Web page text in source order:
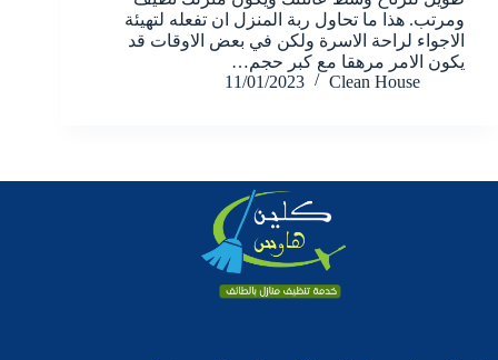
ومرتب. هذا ما تحاول ربة المنزل ان تفعله لتهيئة
الاجواء لراحة الاسرة ولكن في بعض الاوقات قد
يكون الامر مرهقا مع كبر حجم…
Clean House
11/01/2023